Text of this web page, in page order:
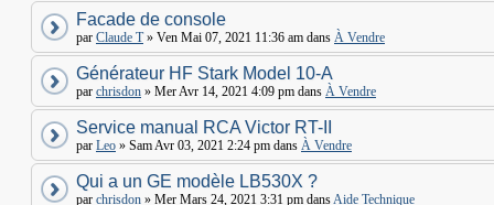
Facade de console
par Claude T» Ven Mai 07, 2021 11:36 am dans À Vendre
Générateur HF Stark Model 10-A
par chrisdon » Mer Avr 14, 2021 4:09 pm dans À Vendre
Service manual RCA Victor RT-II
par Leo » Sam Avr 03, 2021 2:24 pm dans À Vendre
Qui a un GE modèle LB530X ?
par chrisdon » Mer Mars 24, 2021 3:31 pm dansAide Technique